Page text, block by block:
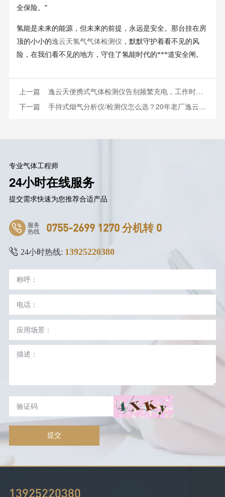
全保险。 ”
氢能是未来的能源，但未来的前提，永远是安全。那台挂在房
顶的小小的逸云天氢气气体检测仪 ，默默守护着看不见的风
险，在我们看不见的地方，守住了氢能时代的***道安全闸。
上一篇 逸云天便携式气体检测仪告别频繁充电，工作时长直接夯爆
下一篇 手持式烟气分析仪/检测仪怎么选？20年老厂逸云天MS600-YQ深度推荐
专业气体工程师
24小时在线服务
提交需求快速为您推荐合适产品
服务
热线 0755-2699 1270 分机转 0
24小时热线: 13925220380
提交
13925220380